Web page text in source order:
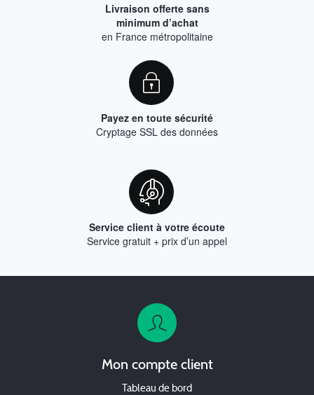
Livraison offerte sans
minimum d’achat
en France métropolitaine
Payez en toute sécurité
Cryptage SSL des données
Service client à votre écoute
Service gratuit + prix d’un appel
Mon compte client
Tableau de bord